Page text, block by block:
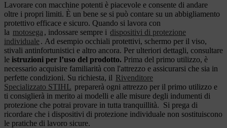
Lavorare con macchine potenti è piacevole e consente di andare
oltre i propri limiti. È un bene se si può contare su un abbigliamento
protettivo efficace e sicuro. Quando si lavora con
la motosega , indossare sempre i dispositivi di protezione
individuale. Ad esempio occhiali protettivi, schermo per il viso,
stivali antinfortunistici e altro ancora. Per ulteriori dettagli, consultare
le istruzioni per l’uso del prodotto. Prima del primo utilizzo, è
necessario acquisire familiarità con l'attrezzo e assicurarsi che sia in
perfette condizioni. Su richiesta, il Rivenditore
Specializzato STIHL preparerà ogni attrezzo per il primo utilizzo e
ti consiglierà in merito ai modelli e alle misure degli indumenti di
protezione che potrai provare in tutta tranquillità. Si prega di
ricordare che i dispositivi di protezione individuale non sostituiscono
le pratiche di lavoro sicure.